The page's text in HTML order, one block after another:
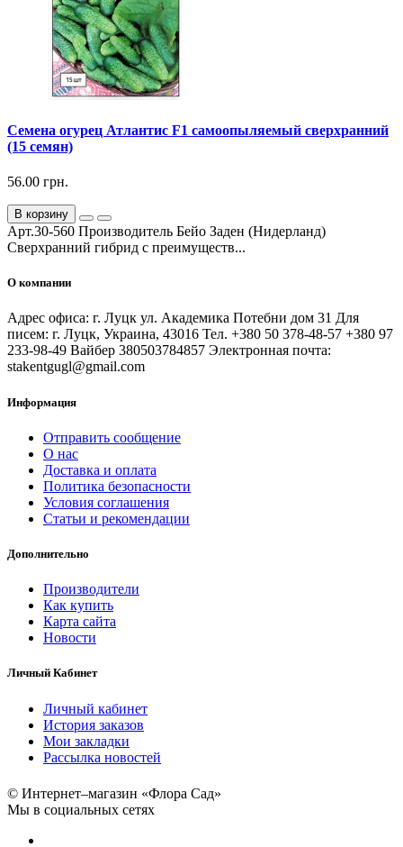
Семена огурец Атлантис F1 самоопыляемый сверхранний
(15 семян)
56.00 грн.
В корзину
Арт.30-560 Производитель Бейо Заден (Нидерланд)
Сверхранний гибрид с преимуществ...
О компании
Адрес офиса: г. Луцк ул. Академика Потебни дом 31 Для
писем: г. Луцк, Украина, 43016 Тел. +380 50 378-48-57 +380 97
233-98-49 Вайбер 380503784857 Электронная почта:
stakentgugl@gmail.com
Информация
Отправить сообщение
О нас
Доставка и оплата
Политика безопасности
Условия соглашения
Статьи и рекомендации
Дополнительно
Производители
Как купить
Карта сайта
Новости
Личный Кабинет
Личный кабинет
История заказов
Мои закладки
Рассылка новостей
© Интернет–магазин «Флора Сад»
Мы в социальных сетях